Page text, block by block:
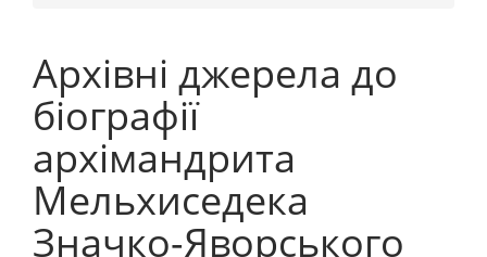
Архівні джерела до
біографії
архімандрита
Мельхиседека
Значко-Яворського